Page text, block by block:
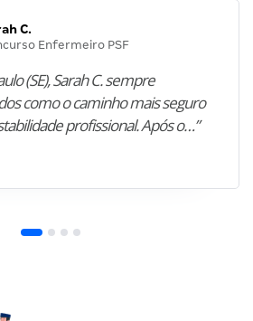
C.
Enfermeiro PSF
(SE), Sarah C. sempre
como o caminho mais seguro
profissional. Após o…”